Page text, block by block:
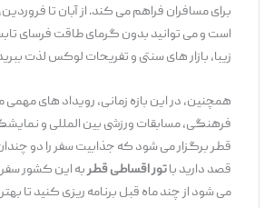
برای مسافران فراهم می ‌کند. از آبان تا فروردین،
است و می ‌توانید بدون گرمای طاقت ‌فرسای تابستان،
زیبا، بازار های سنتی و تفریحات لوکس لذت ببرید.
همچنین، در این بازه زمانی، رویداد های مهمی مانند
فرهنگی، مسابقات ورزشی بین ‌المللی و نمایشگاه‌
قطر برگزار می ‌شود که جذابیت سفر را دو چندان می
قصد دارید باتور اقساطی قطربه این کشور سفر
می ‌شود از چند ماه قبل برنامه ‌ریزی کنید تا بهترین